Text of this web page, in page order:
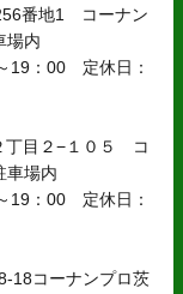
番地1 コーナン
場内
19：00 定休日：
丁目２−１０５ コ
車場内
19：00 定休日：
18コーナンプロ茨